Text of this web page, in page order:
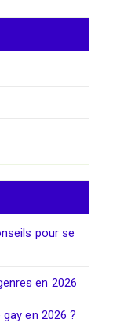
pour se
en 2026
en 2026 ?